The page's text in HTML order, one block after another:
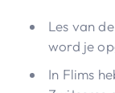
Les van
word je
In Flims